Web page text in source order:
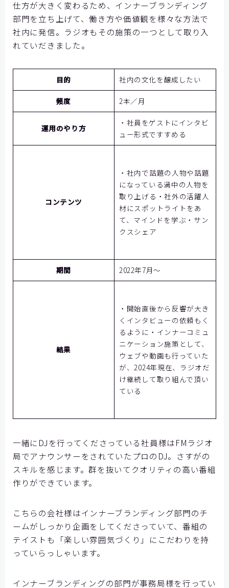
仕方が大きく変わるため、インナーブランディング
部門を立ち上げて、働き方や価値観を様々な方法で
社内に発信。ラジオもその施策の一つとして取り入
れていだきました。
目的 社内の文化を醸成したい
頻度 2本／月
運用のやり方
・社員をゲストにインタビ
ュー形式ですすめる
コンテンツ
・社内で話題の人物や話題
になっている渦中の人物を
取り上げる・社外の活躍人
材にスポットライトをあ
て、マインドを学ぶ・サン
クスシェア
期間 2022年7月～
結果
・開始直後から反響が大き
くインタビューの依頼もく
るように・インナーコミュ
ニケーション施策として、
ウェブや動画も行っていた
が、2024年現在、ラジオだ
け継続して取り組んで頂い
ている
一緒にDJを行ってくださっている社員様はFMラジオ
局でアナウンサーをされていたプロのDJ。さすがの
スキルを感じます。群を抜いてクオリティの高い番組
作りができています。
こちらの会社様はインナーブランディング部門のチ
ームがしっかり企画をしてくださっていて、番組の
テイストも「楽しい雰囲気づくり」にこだわりを持
っていらっしゃいます。
インナーブランディングの部門が事務局様を行ってい